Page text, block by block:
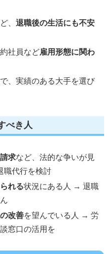
、退職後の生活にも不安
社員など雇用形態に関わ
、実績のある大手を選び
べき人
求など、法的な争いが見
職代行を検討
れる状況にある人 → 退職
改善を望んでいる人 → 労
窓口の活用を